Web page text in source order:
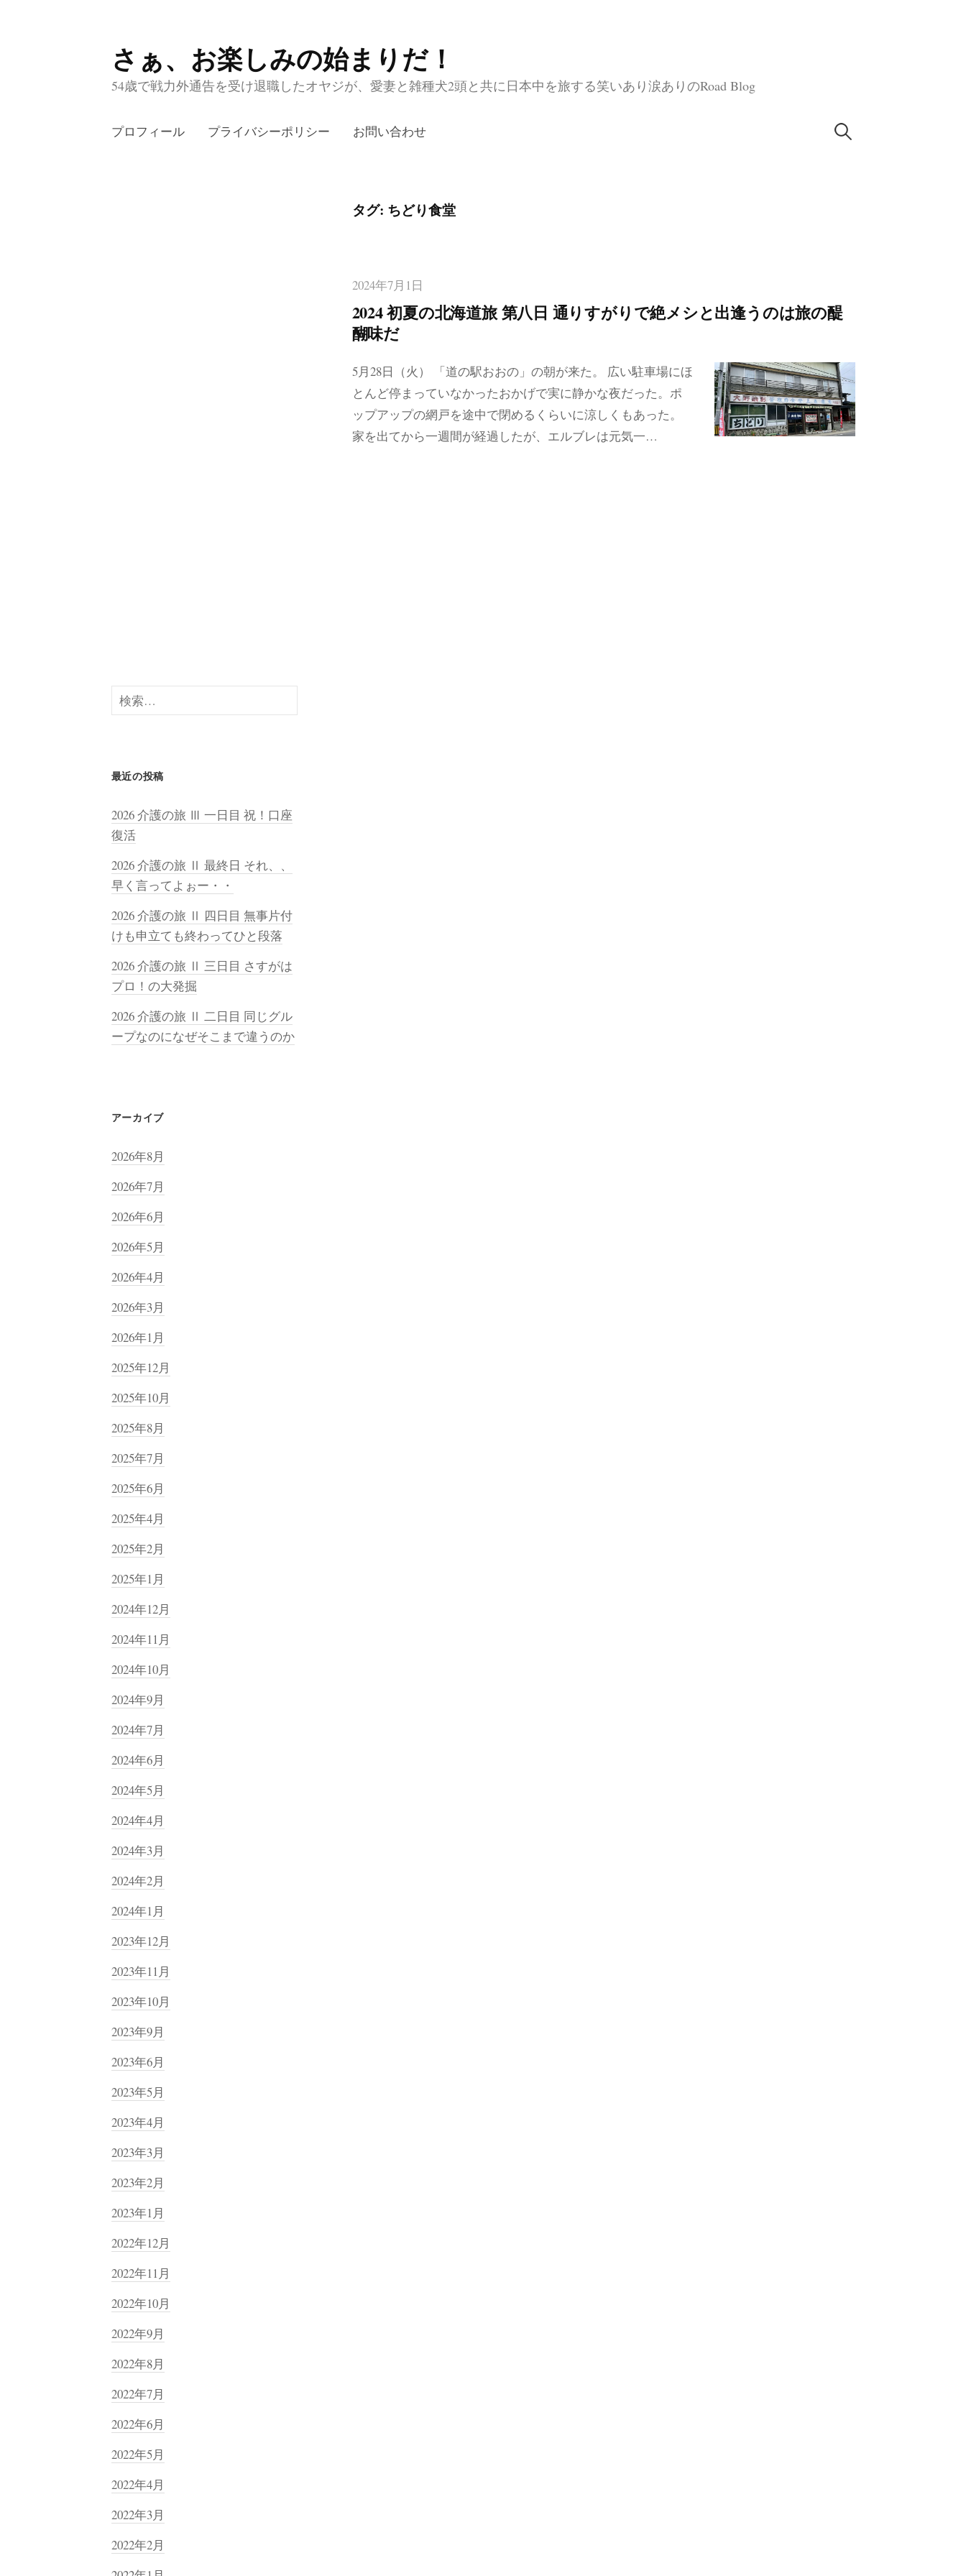
コ
ン
ン
さぁ、お楽しみの始まりだ！
54歳で戦力外通告を受け退職したオヤジが、愛妻と雑種犬2頭と共に日本中を旅する笑いあり涙ありのRoad Blog
プロフィール プライバシーポリシー お問い合わせ 検
タグ: ちどり食堂
2024年7月1日
2024 初夏の北海道旅 第八日 通りすがりで絶メシと出逢うのは旅の醍
醐味だ
5月28日（火） 「道の駅おおの」の朝が来た。 広い駐車場にほ
とんど停まっていなかったおかげで実に静かな夜だった。ポ
ップアップの網戸を途中で閉めるくらいに涼しくもあった。
家を出てから一週間が経過したが、エルブレは元気一…
検
索:
最近の投稿
2026 介護の旅 Ⅲ 一日目 祝！口座
復活
2026 介護の旅 Ⅱ 最終日 それ、、
早く言ってよぉー・・
2026 介護の旅 Ⅱ 四日目 無事片付
けも申立ても終わってひと段落
2026 介護の旅 Ⅱ 三日目 さすがは
プロ！の大発掘
2026 介護の旅 Ⅱ 二日目 同じグル
ープなのになぜそこまで違うのか
アーカイブ
2026年8月
2026年7月
2026年6月
2026年5月
2026年4月
2026年3月
2026年1月
2025年12月
2025年10月
2025年8月
2025年7月
2025年6月
2025年4月
2025年2月
2025年1月
2024年12月
2024年11月
2024年10月
2024年9月
2024年7月
2024年6月
2024年5月
2024年4月
2024年3月
2024年2月
2024年1月
2023年12月
2023年11月
2023年10月
2023年9月
2023年6月
2023年5月
2023年4月
2023年3月
2023年2月
2023年1月
2022年12月
2022年11月
2022年10月
2022年9月
2022年8月
2022年7月
2022年6月
2022年5月
2022年4月
2022年3月
2022年2月